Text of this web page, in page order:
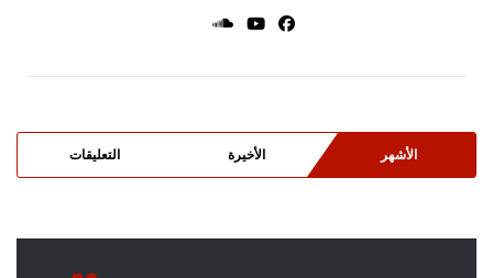
الأشهر الأخيرة التعليقات